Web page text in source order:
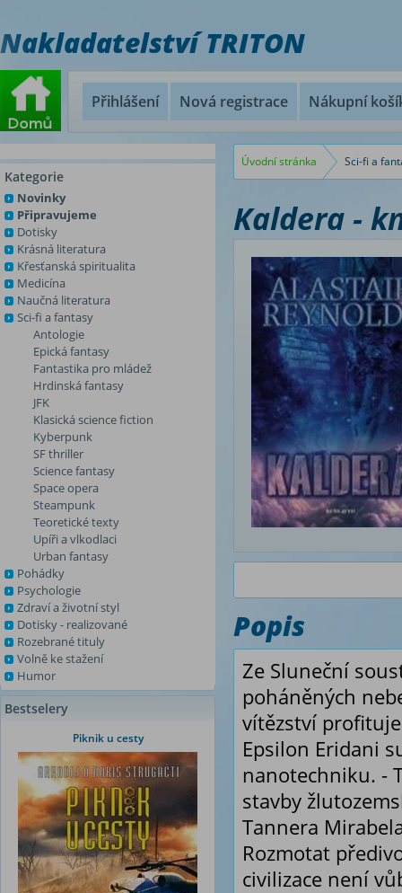
Nakladatelství TRITON
Přihlášení Nová registrace Nákupní
Kategorie
Novinky
Připravujeme
Dotisky
Krásná literatura
Křesťanská spiritualita
Medicína
Naučná literatura
Sci-fi a fantasy
Antologie
Epická fantasy
Fantastika pro mládež
Hrdinská fantasy
JFK
Klasická science fiction
Kyberpunk
SF thriller
Science fantasy
Space opera
Steampunk
Teoretické texty
Upíři a vlkodlaci
Urban fantasy
Pohádky
Psychologie
Zdraví a životní styl
Dotisky - realizované
Rozebrané tituly
Volně ke stažení
Humor
Bestselery
Piknik u cesty
Úvodní stránka Sci-fi a
Kaldera -
Popis
Ze Sluneční
poháněných
vítězství
Epsilon Eridani
nanotechniku. -
stavby
Tannera
Rozmotat
civilizace není